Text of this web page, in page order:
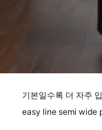
기본일수록 더 자주
easy line semi wide